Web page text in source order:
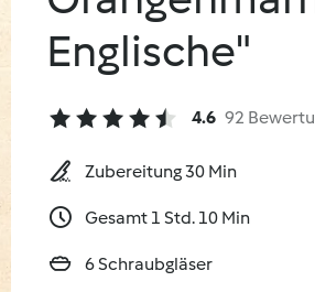
Englische"
4.6 92
Zubereitung 30 Min
Gesamt 1 Std. 10 Min
6 Schraubgläser